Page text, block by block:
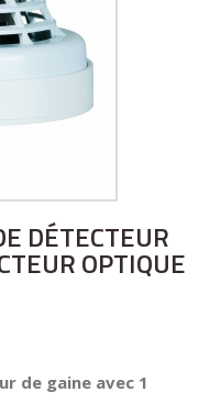
DÉTECTEUR
OPTIQUE
de gaine avec 1